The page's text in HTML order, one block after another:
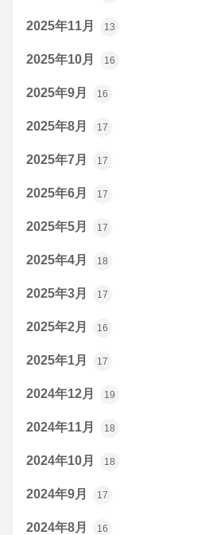
2025年11月 13
2025年10月 16
2025年9月 16
2025年8月 17
2025年7月 17
2025年6月 17
2025年5月 17
2025年4月 18
2025年3月 17
2025年2月 16
2025年1月 17
2024年12月 19
2024年11月 18
2024年10月 18
2024年9月 17
2024年8月 16